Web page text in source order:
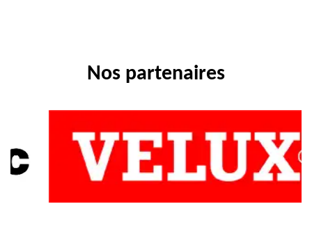
Nos partenaires